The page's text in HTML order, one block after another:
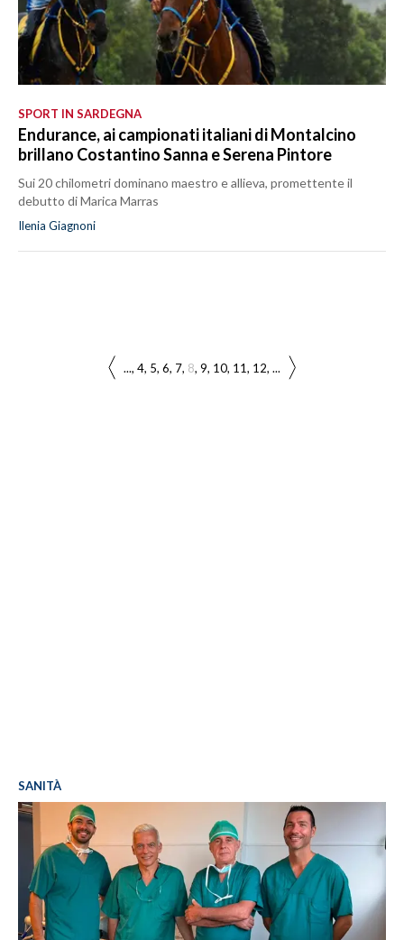
SPORT IN SARDEGNA
Endurance, ai campionati italiani di Montalcino
brillano Costantino Sanna e Serena Pintore
Sui 20 chilometri dominano maestro e allieva, promettente il
debutto di Marica Marras
Ilenia Giagnoni
... 4 5 6 7 8 9 10 11 12 ...
SANITÀ